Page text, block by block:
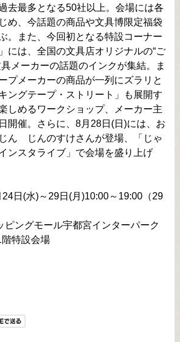
去最多となる50社以上。会場には各
め、今話題の商品や文具博限定福袋
。また、今回初となる特設コーナー
には、全国の文具店オリジナルの“ご
メーカーの話題のインクが集結。ま
プメーカーの商品が一列にズラリと
ングテープ・ストリート」も展開す
しめるワークショップ、メーカー主
開催。さらに、8月28日(日)には、お
ん じんのすけさんが登場、「じゃ
ンスタライブ」で会場を盛り上げ
日(水)～29日(月)10:00～19:00（29
ピングモール宇都宮インターパーク
特設会場